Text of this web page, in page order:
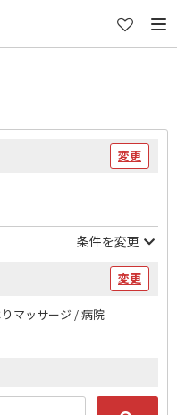
変更
条件を変更
変更
マッサージ / 病院